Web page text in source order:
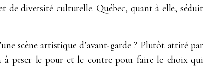
de diversité culturelle. Québec, quant à elle, séduit
scène artistique d’avant-garde ? Plutôt attiré par
à peser le pour et le contre pour faire le choix qui